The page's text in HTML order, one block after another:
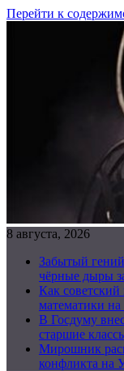
Перейти к
8 августа, 2026
Забытый
чёрные дыры
Как
математики на
В Госдуму
старшие
Мирошник
конфликта на